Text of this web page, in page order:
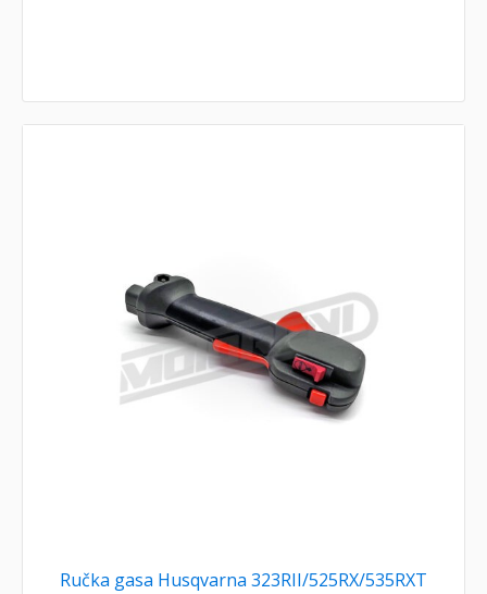
Ručka gasa Husqvarna 323RII/525RX/535RXT